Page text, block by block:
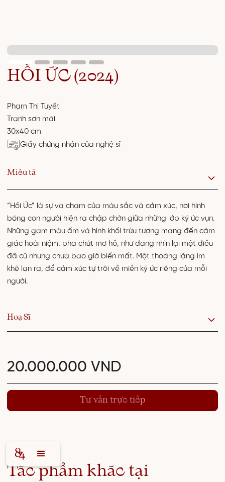
HỒI ỨC (2024)
Phạm Thị Tuyết
Tranh sơn mài
30x40 cm
Giấy chứng nhận của nghệ sĩ
Miêu tả
“Hồi Ức” là sự va chạm của màu sắc và cảm xúc, nơi hình
bóng con người hiện ra chập chờn giữa những lớp ký ức vụn.
Những gam màu ấm và hình khối trừu tượng mang đến cảm
giác hoài niệm, pha chút mơ hồ, như đang nhìn lại một điều
đã cũ nhưng chưa bao giờ biến mất. Một thoáng lặng im
khẽ lan ra, để cảm xúc tự trôi về miền ký ức riêng của mỗi
người.
Hoạ Sĩ
20.000.000 VND
Tư vấn trực tiếp
Tác phẩm khác tại